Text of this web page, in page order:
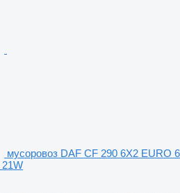
мусоровоз DAF CF 290 6X2 EURO 6